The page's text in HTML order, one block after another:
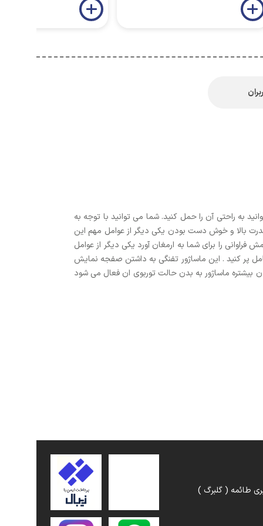
به راحتی آن را حمل کنید. شما می توانید با توجه به
بالا و خوش دست بودن یکی دیگر از عوامل مهم این
را برای شما به ارمغان آورد یکی دیگر از عوامل
پر کنید . این ماساژور تفنگی به داشتن صفجه نمایش
بیشتره ماساژور به بدن حالت توربوی ان فعال می شود
طائمه ( گلبرگ )